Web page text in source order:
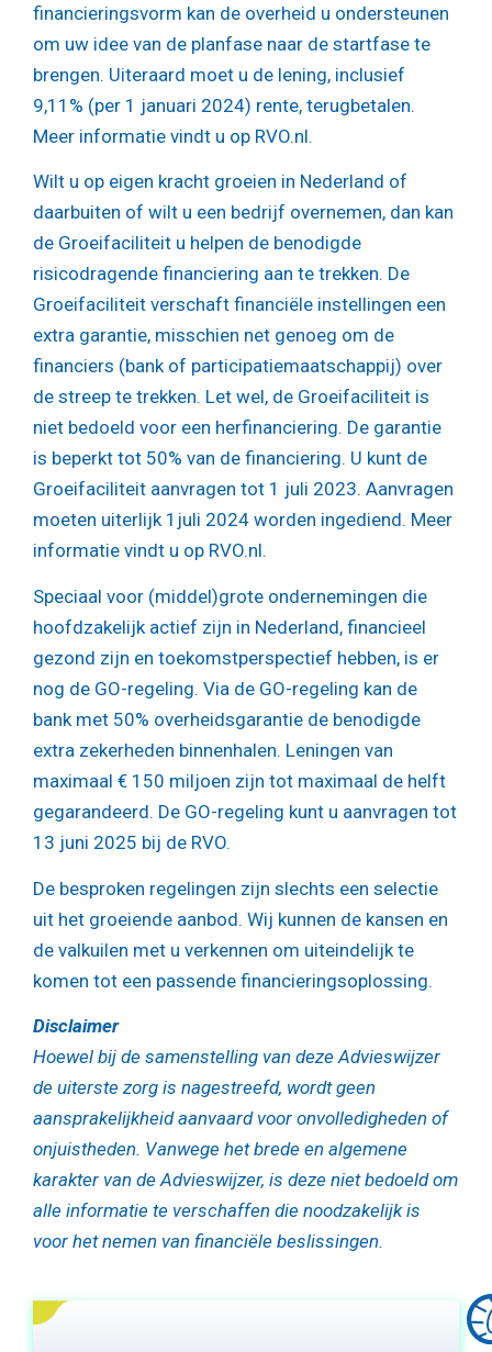
financieringsvorm kan de overheid u ondersteunen
om uw idee van de planfase naar de startfase te
brengen. Uiteraard moet u de lening, inclusief
9,11% (per 1 januari 2024) rente, terugbetalen.
Meer informatie vindt u op RVO.nl.
Wilt u op eigen kracht groeien in Nederland of
daarbuiten of wilt u een bedrijf overnemen, dan kan
de Groeifaciliteit u helpen de benodigde
risicodragende financiering aan te trekken. De
Groeifaciliteit verschaft financiële instellingen een
extra garantie, misschien net genoeg om de
financiers (bank of participatiemaatschappij) over
de streep te trekken. Let wel, de Groeifaciliteit is
niet bedoeld voor een herfinanciering. De garantie
is beperkt tot 50% van de financiering. U kunt de
Groeifaciliteit aanvragen tot 1 juli 2023. Aanvragen
moeten uiterlijk 1juli 2024 worden ingediend. Meer
informatie vindt u op RVO.nl.
Speciaal voor (middel)grote ondernemingen die
hoofdzakelijk actief zijn in Nederland, financieel
gezond zijn en toekomstperspectief hebben, is er
nog de GO-regeling. Via de GO-regeling kan de
bank met 50% overheidsgarantie de benodigde
extra zekerheden binnenhalen. Leningen van
maximaal € 150 miljoen zijn tot maximaal de helft
gegarandeerd. De GO-regeling kunt u aanvragen tot
13 juni 2025 bij de RVO.
De besproken regelingen zijn slechts een selectie
uit het groeiende aanbod. Wij kunnen de kansen en
de valkuilen met u verkennen om uiteindelijk te
komen tot een passende financieringsoplossing.
Disclaimer
Hoewel bij de samenstelling van deze Advieswijzer
de uiterste zorg is nagestreefd, wordt geen
aansprakelijkheid aanvaard voor onvolledigheden of
onjuistheden. Vanwege het brede en algemene
karakter van de Advieswijzer, is deze niet bedoeld om
alle informatie te verschaffen die noodzakelijk is
voor het nemen van financiële beslissingen.